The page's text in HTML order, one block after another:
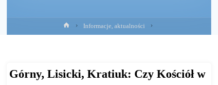
Strona
główna
Informacje, aktualności
Górny, Lisicki, Kratiuk: Czy Kościół w